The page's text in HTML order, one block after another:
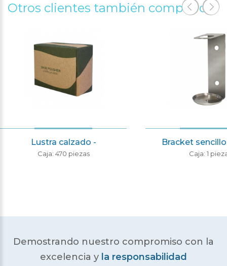
Otros clientes también compraron
Lustra calzado -
Caja: 470 piezas
Bracket
Caja: 1
Demostrando nuestro compromiso con la
excelencia y la responsabilidad